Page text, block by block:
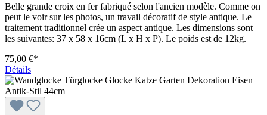
Belle grande croix en fer fabriqué selon l'ancien modèle. Comme on
peut le voir sur les photos, un travail décoratif de style antique. Le
traitement traditionnel crée un aspect antique. Les dimensions sont
les suivantes: 37 x 58 x 16cm (L x H x P). Le poids est de 12kg.
75,00 €*
Détails